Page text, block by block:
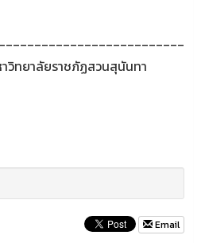
วิทยาลัยราชภัฏสวนสุนันทา
Email